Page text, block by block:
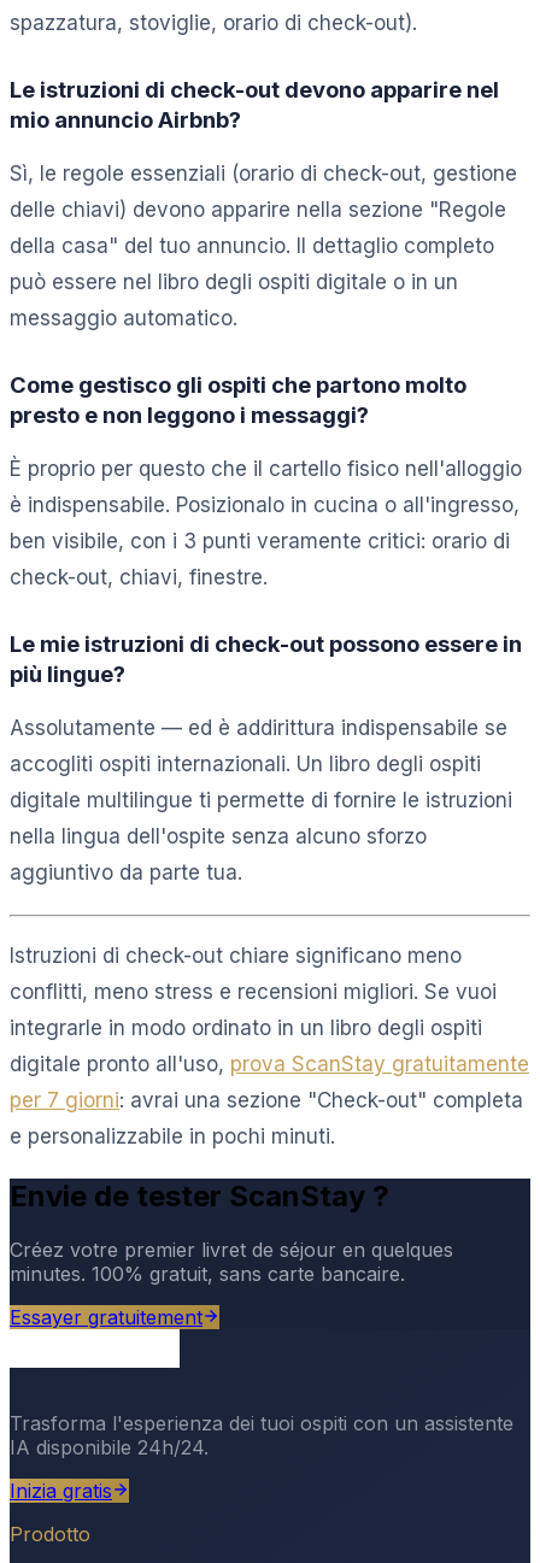
spazzatura, stoviglie, orario di check-out).
Le istruzioni di check-out devono apparire nel
mio annuncio Airbnb?
Sì, le regole essenziali (orario di check-out, gestione
delle chiavi) devono apparire nella sezione "Regole
della casa" del tuo annuncio. Il dettaglio completo
può essere nel libro degli ospiti digitale o in un
messaggio automatico.
Come gestisco gli ospiti che partono molto
presto e non leggono i messaggi?
È proprio per questo che il cartello fisico nell'alloggio
è indispensabile. Posizionalo in cucina o all'ingresso,
ben visibile, con i 3 punti veramente critici: orario di
check-out, chiavi, finestre.
Le mie istruzioni di check-out possono essere in
più lingue?
Assolutamente — ed è addirittura indispensabile se
accogliti ospiti internazionali. Un libro degli ospiti
digitale multilingue ti permette di fornire le istruzioni
nella lingua dell'ospite senza alcuno sforzo
aggiuntivo da parte tua.
Istruzioni di check-out chiare significano meno
conflitti, meno stress e recensioni migliori. Se vuoi
integrarle in modo ordinato in un libro degli ospiti
digitale pronto all'uso, prova ScanStay gratuitamente
per 7 giorni: avrai una sezione "Check-out" completa
e personalizzabile in pochi minuti.
Envie de tester ScanStay ?
Créez votre premier livret de séjour en quelques
minutes. 100% gratuit, sans carte bancaire.
Essayer gratuitement
Trasforma l'esperienza dei tuoi ospiti con un assistente
IA disponibile 24h/24.
Inizia gratis
Prodotto